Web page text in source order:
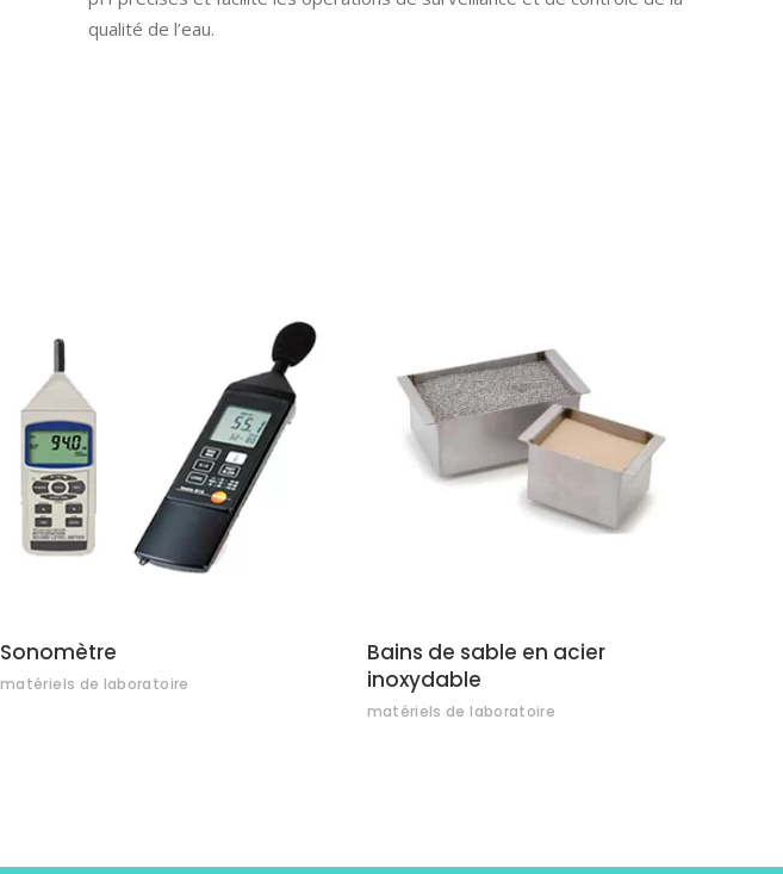
qualité de l’eau.
AJOUTER AU DEVIS
Sonomètre
matériels de laboratoire
AJOUTER AU DEVIS
Bains de sable en acier
inoxydable
matériels de laboratoire